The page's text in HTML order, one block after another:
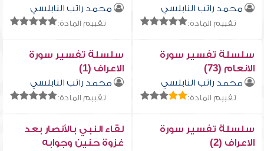
محمد راتب النابلسي
تقييم المادة:
محمد راتب النابلسي
تقييم المادة:
سلسلة تفسير سورة
الانعام (73)
محمد راتب النابلسي
تقييم المادة:
سلسلة تفسير سورة
الاعراف (1)
محمد راتب النابلسي
تقييم المادة:
سلسلة تفسير سورة
الاعراف (2)
لقاء النبي بالأنصار بعد
غزوة حنين وجوابه